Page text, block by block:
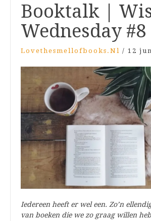
Booktalk |
Wednesday #8
Lovethesmellofbooks.nl / 12
Iedereen heeft er wel een. Zo’n
van boeken die we zo graag willen